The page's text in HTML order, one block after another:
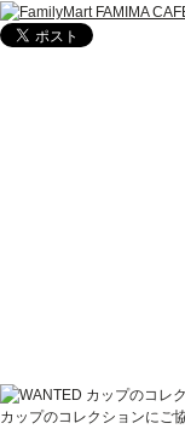
カップのコレクションにご